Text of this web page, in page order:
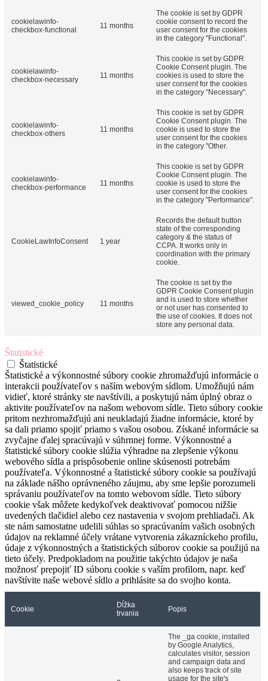
cookielawinfo-
checkbox-functional
11 months
The cookie is set by GDPR
cookie consent to record the
user consent for the cookies
in the category "Functional".
cookielawinfo-
checkbox-necessary
11 months
This cookie is set by GDPR
Cookie Consent plugin. The
cookies is used to store the
user consent for the cookies
in the category "Necessary".
cookielawinfo-
checkbox-others
11 months
This cookie is set by GDPR
Cookie Consent plugin. The
cookie is used to store the
user consent for the cookies
in the category "Other.
cookielawinfo-
checkbox-performance
11 months
This cookie is set by GDPR
Cookie Consent plugin. The
cookie is used to store the
user consent for the cookies
in the category "Performance".
CookieLawInfoConsent 1 year
Records the default button
state of the corresponding
category & the status of
CCPA. It works only in
coordination with the primary
cookie.
viewed_cookie_policy 11 months
The cookie is set by the
GDPR Cookie Consent plugin
and is used to store whether
or not user has consented to
the use of cookies. It does not
store any personal data.
Štatistické
Štatistické
Štatistické a výkonnostné súbory cookie zhromažďujú informácie o
interakcii používateľov s naším webovým sídlom. Umožňujú nám
vidieť, ktoré stránky ste navštívili, a poskytujú nám úplný obraz o
aktivite používateľov na našom webovom sídle. Tieto súbory cookie
pritom nezhromažďujú ani neukladajú žiadne informácie, ktoré by
sa dali priamo spojiť priamo s vašou osobou. Získané informácie sa
zvyčajne ďalej spracúvajú v súhrnnej forme. Výkonnostné a
štatistické súbory cookie slúžia výhradne na zlepšenie výkonu
webového sídla a prispôsobenie online skúsenosti potrebám
používateľa. Výkonnostné a štatistické súbory cookie sa používajú
na základe nášho oprávneného záujmu, aby sme lepšie porozumeli
správaniu používateľov na tomto webovom sídle. Tieto súbory
cookie však môžete kedykoľvek deaktivovať pomocou nižšie
uvedených tlačidiel alebo cez nastavenia v svojom prehliadači. Ak
ste nám samostatne udelili súhlas so spracúvaním vašich osobných
údajov na reklamné účely vrátane vytvorenia zákazníckeho profilu,
údaje z výkonnostných a štatistických súborov cookie sa použijú na
tieto účely. Predpokladom na použitie takýchto údajov je naša
možnosť prepojiť ID súboru cookie s vaším profilom, napr. keď
navštívite naše webové sídlo a prihlásite sa do svojho konta.
Cookie
Dĺžka
trvania
Popis
The _ga cookie, installed
by Google Analytics,
calculates visitor, session
and campaign data and
also keeps track of site
usage for the site's